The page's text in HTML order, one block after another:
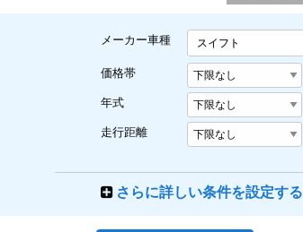
メーカー車種 スイフト
価格帯
年式
走行距離
さらに詳しい条件を設定する